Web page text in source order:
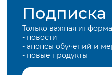
Подписка
Только важная
- новости
- анонсы обучений и
- новые продукты